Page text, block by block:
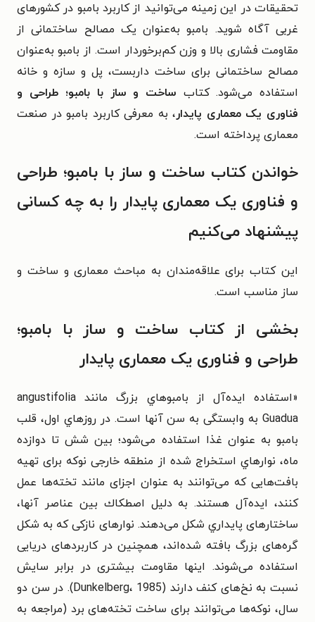
تحقیقات در این زمینه می‌توانید از کاربرد بامبو در کشورهای
غربی آگاه شوید. بامبو به‌عنوان یک مصالح ساختمانی از
مقاومت فشاری بالا و وزن کم‌برخوردار است. از بامبو به‌عنوان
مصالح ساختمانی برای ساخت داربست، پل و سازه و خانه
استفاده می‌شود. کتاب ساخت و ساز با بامبو؛ طراحی و
فناوری یک معماری پایدار، به معرفی کاربرد بامبو در صنعت
معماری پرداخته است.
خواندن کتاب ساخت و ساز با بامبو؛ طراحی
و فناوری یک معماری پایدار را به چه کسانی
پیشنهاد می‌کنیم
این کتاب برای علاقه‌مندان به مباحث معماری و ساخت و
ساز مناسب است.
بخشی از کتاب ساخت و ساز با بامبو؛
طراحی و فناوری یک معماری پایدار
«استفاده ایده‌آل از بامبوهاي بزرگ مانند angustifolia
Guadua به وابستگی به سن آنها است. در روزهاي اول، قلب
بامبو به عنوان غذا استفاده می‌شود؛ بین شش تا دوازده
ماه، نوارهاي استخراج شده از منطقه خارجی نوکه برای تهیه
بافت‌هایی که می‌توانند به عنوان اجزای مانند تخته‌ها عمل
کنند، ایده‌آل هستند. به دلیل اصطکاك بین عناصر آنها،
ساختارهای پایداري شکل می‌دهند. نوارهای نازکی که به شکل
گره‌های بزرگ بافته شده‌اند، همچنین در کاربردهای دریایی
استفاده می‌شوند. اینها مقاومت بیشتری در برابر سایش
نسبت به نخ‌های کنف دارند (Dunkelberg، 1985). در سن دو
سال، نوکه‌ها می‌توانند برای ساخت تخته‌های برد (مراجعه به